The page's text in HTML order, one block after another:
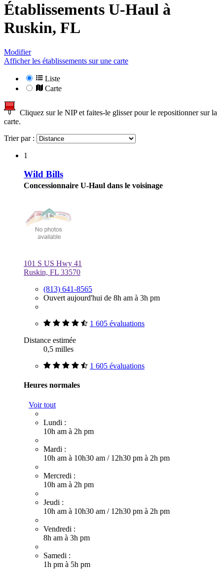
Établissements U-Haul à
Ruskin, FL
Modifier
Afficher les établissements sur une carte
Liste
Carte
Cliquez sur le NIP et faites-le glisser pour le repositionner sur la
carte.
Trier par :
1
Wild Bills
Concessionnaire U-Haul dans le voisinage
101 S US Hwy 41
Ruskin, FL 33570
(813) 641-8565
Ouvert aujourd'hui de 8h am à 3h pm
1 605 évaluations
Distance estimée
0,5 milles
1 605 évaluations
Heures normales
Voir tout
Lundi :
10h am à 2h pm
Mardi :
10h am à 10h30 am / 12h30 pm à 2h pm
Mercredi :
10h am à 2h pm
Jeudi :
10h am à 10h30 am / 12h30 pm à 2h pm
Vendredi :
8h am à 3h pm
Samedi :
1h pm à 5h pm